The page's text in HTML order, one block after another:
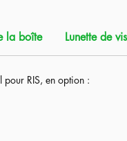
d'obtenir plus de polyvance
en terme de performance.
l'ajout du Kit TDC de chez
qui permet une
hop up de dernière
en sortie de boite permet
la boîte Lunette de
pour RIS, en option :